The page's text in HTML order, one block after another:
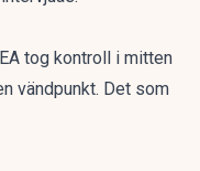
tog kontroll i mitten
vändpunkt. Det som